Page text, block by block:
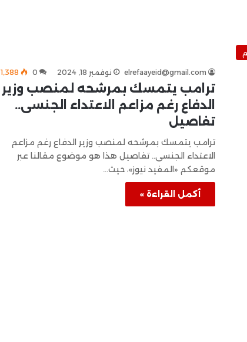
elrefaayeid@gmail.com نوفمبر 18, 2024 0 1٬388
ترامب يتمسك بمرشحه لمنصب وزير
الدفاع رغم مزاعم الاعتداء الجنسى..
تفاصيل
ترامب يتمسك بمرشحه لمنصب وزير الدفاع رغم مزاعم
الاعتداء الجنسى.. تفاصيل هذا هو موضوع مقالنا عبر
موقعكم «المفيد نيوز»، حيث…
أكمل القراءة »